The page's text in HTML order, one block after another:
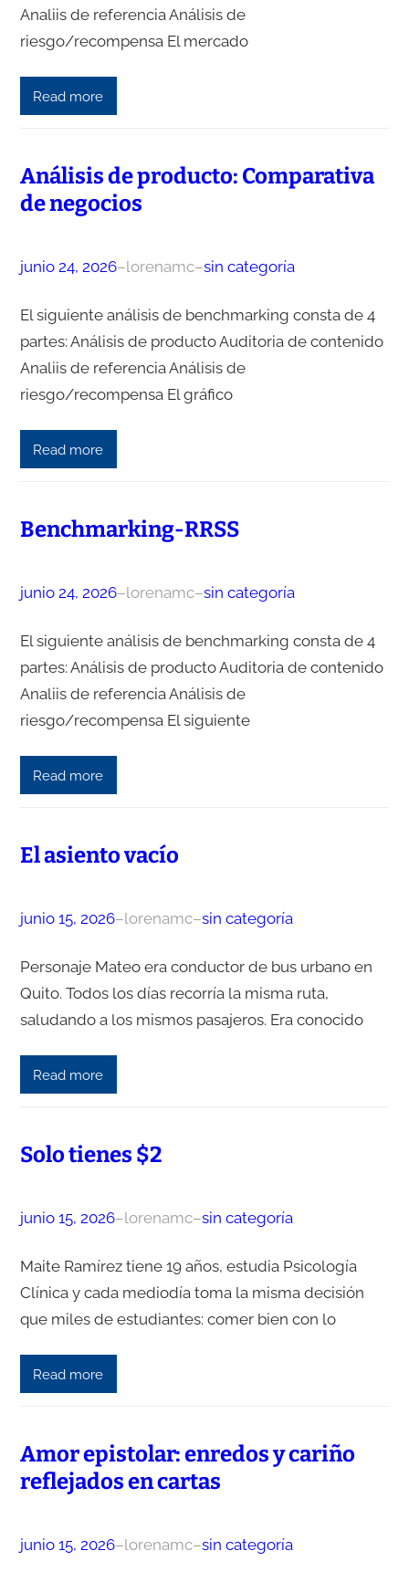
Analiis de referencia Análisis de
riesgo/recompensa El mercado
Read more
Análisis de producto: Comparativa
de negocios
junio 24, 2026–lorenamc–sin categoría
El siguiente análisis de benchmarking consta de 4
partes: Análisis de producto Auditoria de contenido
Analiis de referencia Análisis de
riesgo/recompensa El gráfico
Read more
Benchmarking-RRSS
junio 24, 2026–lorenamc–sin categoría
El siguiente análisis de benchmarking consta de 4
partes: Análisis de producto Auditoria de contenido
Analiis de referencia Análisis de
riesgo/recompensa El siguiente
Read more
El asiento vacío
junio 15, 2026–lorenamc–sin categoría
Personaje Mateo era conductor de bus urbano en
Quito. Todos los días recorría la misma ruta,
saludando a los mismos pasajeros. Era conocido
Read more
Solo tienes $2
junio 15, 2026–lorenamc–sin categoría
Maite Ramírez tiene 19 años, estudia Psicología
Clínica y cada mediodía toma la misma decisión
que miles de estudiantes: comer bien con lo
Read more
Amor epistolar: enredos y cariño
reflejados en cartas
junio 15, 2026–lorenamc–sin categoría